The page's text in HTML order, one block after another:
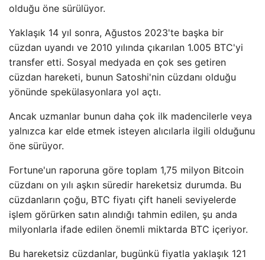
olduğu öne sürülüyor.
Yaklaşık 14 yıl sonra, Ağustos 2023'te başka bir
cüzdan uyandı ve 2010 yılında çıkarılan 1.005 BTC'yi
transfer etti. Sosyal medyada en çok ses getiren
cüzdan hareketi, bunun Satoshi'nin cüzdanı olduğu
yönünde spekülasyonlara yol açtı.
Ancak uzmanlar bunun daha çok ilk madencilerle veya
yalnızca kar elde etmek isteyen alıcılarla ilgili olduğunu
öne sürüyor.
Fortune'un raporuna göre toplam 1,75 milyon Bitcoin
cüzdanı on yılı aşkın süredir hareketsiz durumda. Bu
cüzdanların çoğu, BTC fiyatı çift haneli seviyelerde
işlem görürken satın alındığı tahmin edilen, şu anda
milyonlarla ifade edilen önemli miktarda BTC içeriyor.
Bu hareketsiz cüzdanlar, bugünkü fiyatla yaklaşık 121